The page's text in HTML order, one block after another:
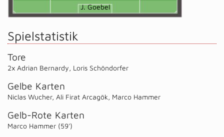
J. Goebel
Spielstatistik
Tore
2x Adrian Bernardy, Loris Schöndorfer
Gelbe Karten
Niclas Wucher, Ali Firat Arcagök, Marco Hammer
Gelb-Rote Karten
Marco Hammer (59')